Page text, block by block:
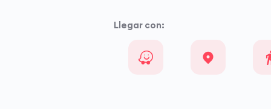
Llegar con: